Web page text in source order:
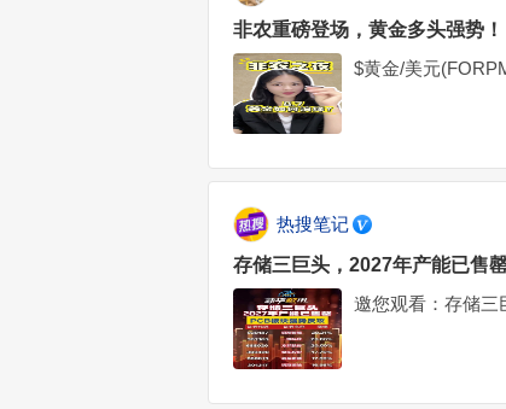
非农重磅登场，黄金多头强势！
$黄金/美元
热搜笔记
存储三巨头，2027年产能已售
邀您观看：存储三